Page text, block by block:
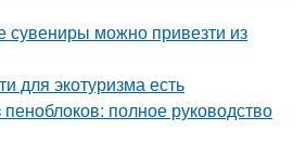
сувениры можно привезти из
для экотуризма есть
полное руководство